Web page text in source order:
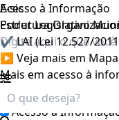
E-sic
Poder Legislativo
Filtrar por todos
Acesso à
Acesso à Informação
Estrutura
✔ LAI (Lei 12.527/
▶ Veja mais em Mapa
Mais em acesso à